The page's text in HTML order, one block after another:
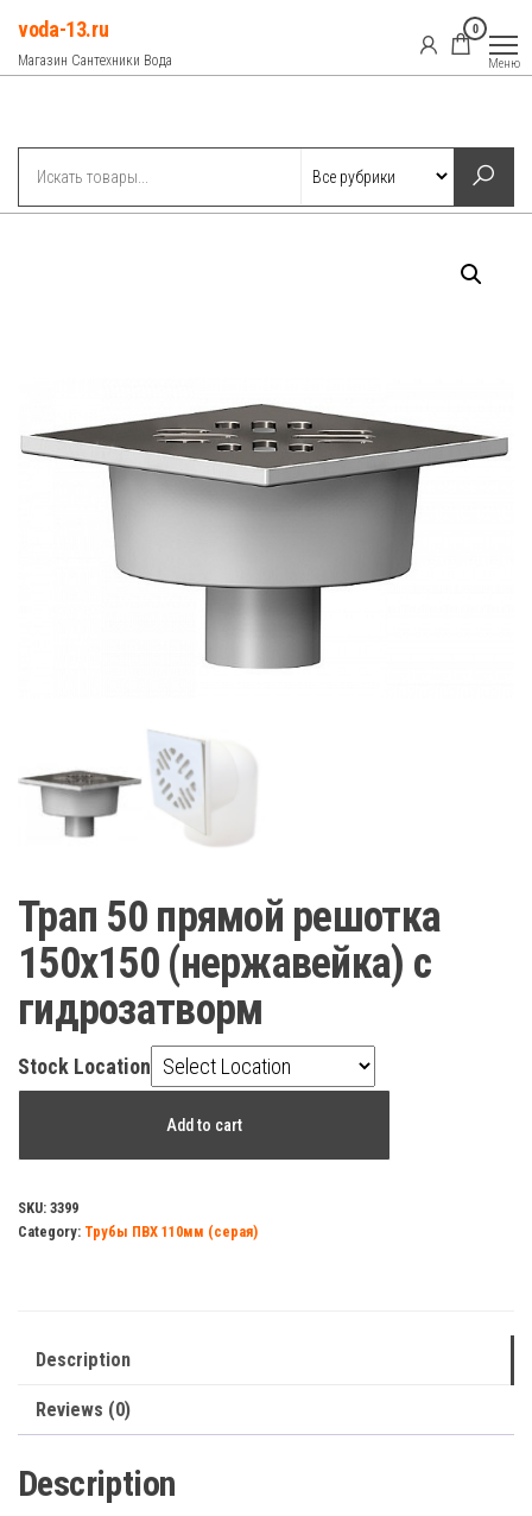
Перейти
содержимому
voda-13.ru
Магазин Сантехники Вода
0
Меню
Трап 50 прямой решотка
150х150 (нержавейка) с
гидрозатворм
Stock Location
решотка
150х150
quantity
Add to cart
SKU: 3399
Category: Трубы ПВХ 110мм (серая)
Description
Reviews (0)
Description